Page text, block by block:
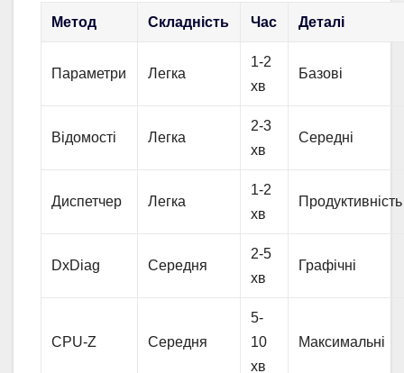
Метод Складність Час Деталі
Параметри Легка
1-2
хв
Базові
Відомості Легка
2-3
хв
Середні
Диспетчер Легка
1-2
хв
Продуктивність
DxDiag Середня
2-5
хв
Графічні
CPU-Z Середня
5-
10
хв
Максимальні